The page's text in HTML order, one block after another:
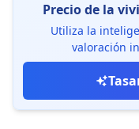
Precio de la
Utiliza la
valoración